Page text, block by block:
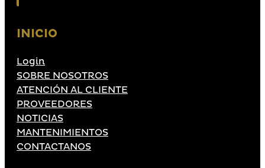
INICIO
Login
SOBRE NOSOTROS
ATENCIÓN AL CLIENTE
PROVEEDORES
NOTICIAS
MANTENIMIENTOS
CONTACTANOS